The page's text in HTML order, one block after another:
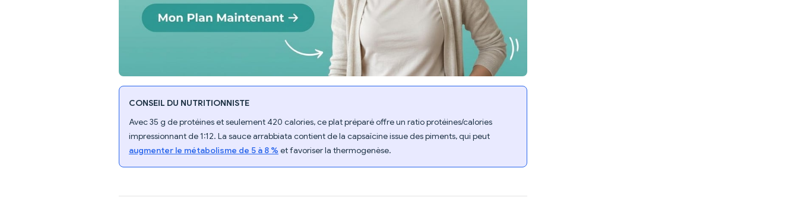
CONSEIL DU NUTRITIONNISTE
Avec 35 g de protéines et seulement 420 calories, ce plat préparé offre un ratio protéines/calories
impressionnant de 1:12. La sauce arrabbiata contient de la capsaïcine issue des piments, qui peut
augmenter le métabolisme de 5 à 8 % et favoriser la thermogenèse.